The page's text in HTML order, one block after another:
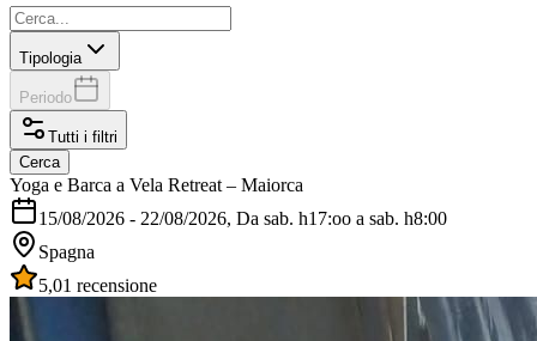
Tipologia
Periodo
Tutti i filtri
Cerca
Yoga e Barca a Vela Retreat – Maiorca
15/08/2026 - 22/08/2026, Da sab. h17:oo a sab. h8:00
Spagna
5,01 recensione